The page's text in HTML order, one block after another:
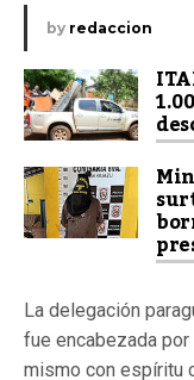
by redaccion
La delegación
fue encabezada
mismo con espíritu